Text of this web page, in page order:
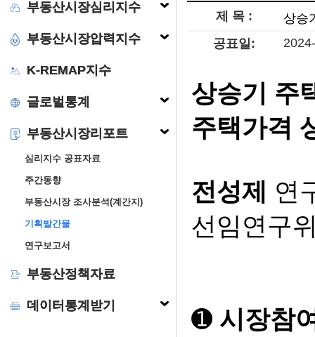
부동산시장심리지수
부동산시장압력지수
K-REMAP지수
글로벌통계
부동산시장리포트
심리지수 공표자료
주간동향
부동산시장 조사분석(계간지)
기획발간물
연구보고서
부동산정책자료
데이터통계받기
제 목 :
상승
공표일:
상승기 주
주택가격
전성제 연
선임연구
➊ 시장참